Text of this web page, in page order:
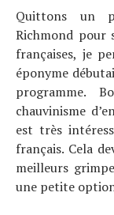
Quittons un
Richmond pour
françaises, je
éponyme
programme.
chauvinisme
est très
français. Cela
meilleurs
une petite